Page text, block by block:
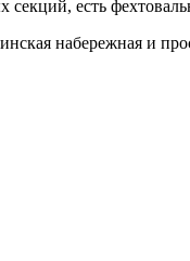
есть
набережная и